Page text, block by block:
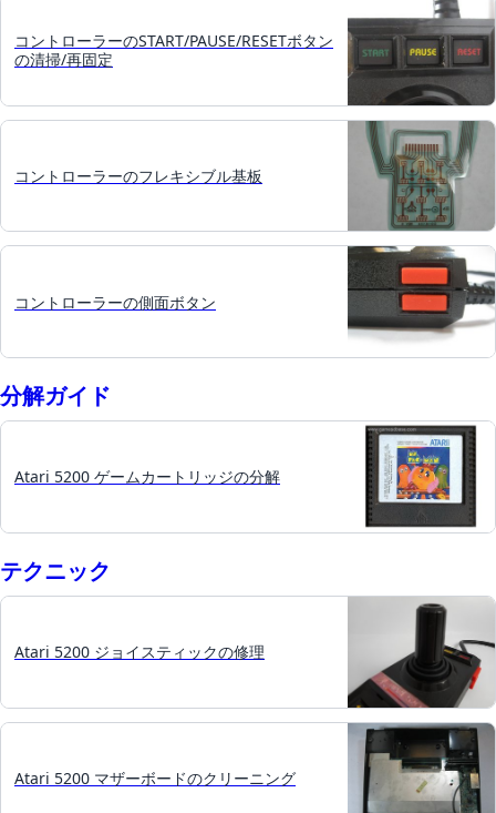
コントローラーのSTART/PAUSE/RESETボタン
の清掃/再固定
コントローラーのフレキシブル基板
コントローラーの側面ボタン
分解ガイド
Atari 5200 ゲームカートリッジの分解
テクニック
Atari 5200 ジョイスティックの修理
Atari 5200 マザーボードのクリーニング